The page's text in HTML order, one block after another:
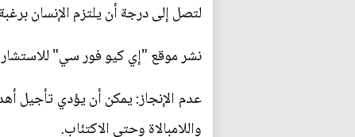
لتصل إلى درجة أن يلتزم الإنسان
نشر موقع "إي كيو فور سي"
عدم الإنجاز: يمكن أن يؤدي تأجيل
واللامبالاة وحتى الاكتئاب.